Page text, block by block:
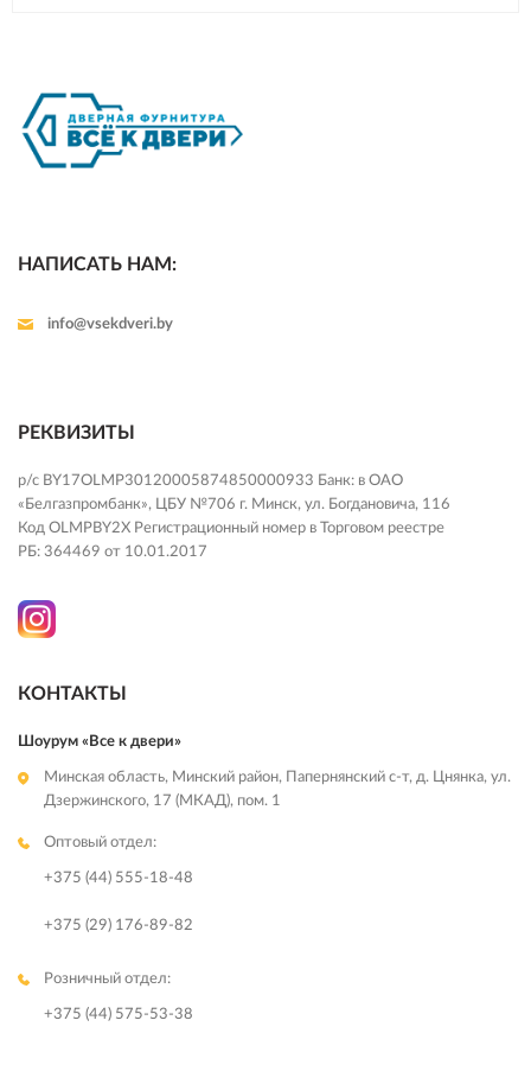
НАПИСАТЬ НАМ:
info@vsekdveri.by
РЕКВИЗИТЫ
р/с BY17OLMP30120005874850000933 Банк: в ОАО
«Белгазпромбанк», ЦБУ №706 г. Минск, ул. Богдановича, 116
Код OLMPBY2X Регистрационный номер в Торговом реестре
РБ: 364469 от 10.01.2017
КОНТАКТЫ
Шоурум «Все к двери»
Минская область, Минский район, Папернянский с-т, д. Цнянка, ул.
Дзержинского, 17 (МКАД), пом. 1
Оптовый отдел:
+375 (44) 555-18-48
+375 (29) 176-89-82
Розничный отдел:
+375 (44) 575-53-38